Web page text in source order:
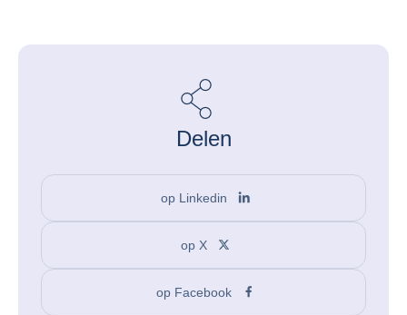
Delen
op Linkedin
op X
op Facebook